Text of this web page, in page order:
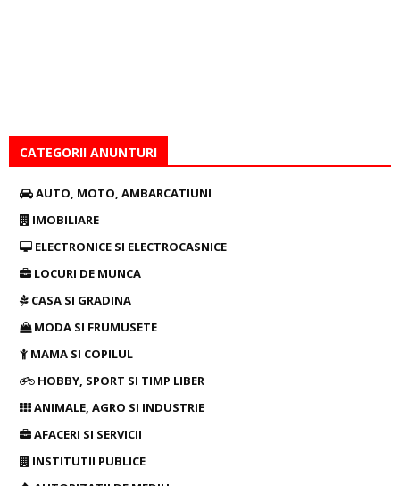
CATEGORII ANUNTURI
AUTO, MOTO, AMBARCATIUNI
IMOBILIARE
ELECTRONICE SI ELECTROCASNICE
LOCURI DE MUNCA
CASA SI GRADINA
MODA SI FRUMUSETE
MAMA SI COPILUL
HOBBY, SPORT SI TIMP LIBER
ANIMALE, AGRO SI INDUSTRIE
AFACERI SI SERVICII
INSTITUTII PUBLICE